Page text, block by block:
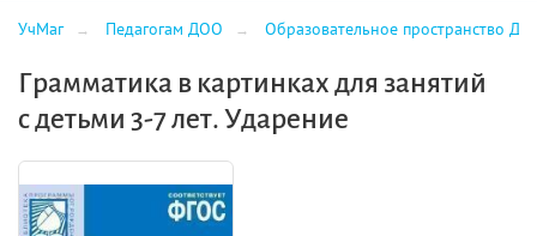
УчМаг Педагогам ДОО Образовательное пространство
Грамматика в картинках для занятий
с детьми 3-7 лет. Ударение